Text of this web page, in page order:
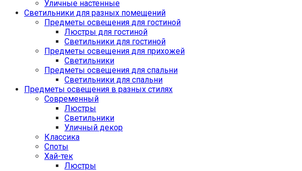
Уличные настенные
Светильники для разных помещений
Предметы освещения для гостиной
Люстры для гостиной
Светильники для гостиной
Предметы освещения для прихожей
Светильники
Предметы освещения для спальни
Светильники для спальни
Предметы освещения в разных стилях
Cовременный
Люстры
Светильники
Уличный декор
Классика
Споты
Хай-тек
Люстры